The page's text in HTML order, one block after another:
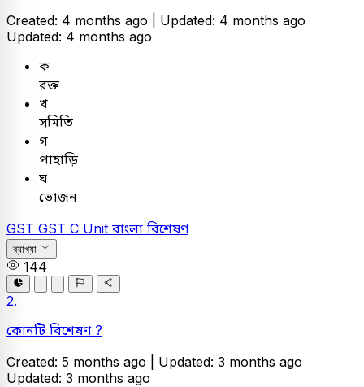
Created: 4 months ago | Updated: 4 months ago
Updated: 4 months ago
ক
রক্ত
খ
সমিতি
গ
পাহাড়ি
ঘ
ভোজন
GST GST C Unit বাংলা বিশেষণ
ব্যাখ্যা
144
2.
কোনটি বিশেষণ ?
Created: 5 months ago | Updated: 3 months ago
Updated: 3 months ago